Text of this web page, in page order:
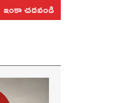
ఇంకా చదవండి